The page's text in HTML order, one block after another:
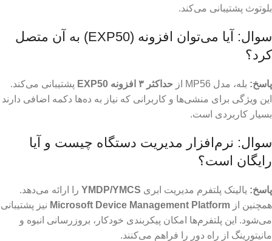
بلوتوث پشتیبانی می‌کند.
سوال: آیا می‌توان افزونه (EXP50) به آن متصل
کرد؟
پاسخ: بله، مدل MP56 از حداکثر ۳ افزونه EXP50
پشتیبانی می‌کند.
این ویژگی برای منشی‌ها و کاربرانی که نیاز به ده‌ها دکمه اضافی دارند
بسیار کاربردی است.
سوال: نرم‌افزار مدیریت دستگاه چیست و آیا
رایگان است؟
پاسخ: یالینک پلتفرم مدیریت ابری YMDP/YMCS را ارائه می‌دهد.
همچنین از Microsoft Device Management Platform نیز پشتیبانی
می‌شود. این پلتفرم‌ها امکان پیکربندی خودکار، بروزرسانی انبوه و
مانیتورینگ از راه دور را فراهم می‌کنند.